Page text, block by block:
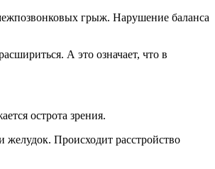
грыж. Нарушение баланса
А это означает, что в
острота зрения.
Происходит расстройство